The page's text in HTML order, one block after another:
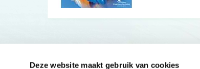
Deze website maakt gebruik van cookies